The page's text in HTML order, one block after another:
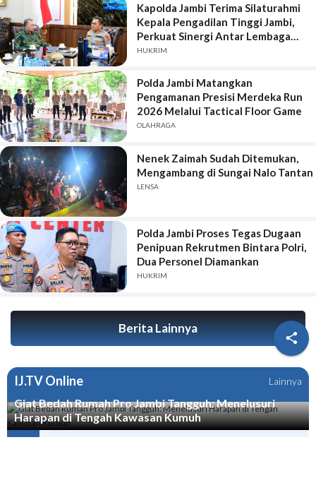

Kapolda Jambi Terima Silaturahmi
Kepala Pengadilan Tinggi Jambi,
Perkuat Sinergi Antar Lembaga
Penegak Hukum
HUKRIM
Polda Jambi Matangkan
Pengamanan Presisi Merdeka Run
2026 Melalui Tactical Floor Game
OLAHRAGA
Nenek Zaimah Sudah Ditemukan,
Mengambang di Sungai Nalo Tantan
LENSA
Polda Jambi Proses Tegas Dugaan
Penipuan Rekrutmen Bintara Polri,
Dua Personel Diamankan
HUKRIM
Berita Lainnya
IJ.TV Online Lainnya
Giat Bedah Rumah Pro Jambi Tangguh: Menelusuri
Harapan di Tengah Kawasan Kumuh